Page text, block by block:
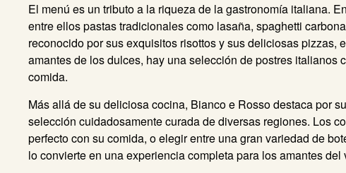
El menú es un tributo a la riqueza de la gastronomía italiana.
entre ellos pastas tradicionales como lasaña, spaghetti
reconocido por sus exquisitos risottos y sus deliciosas pizzas,
amantes de los dulces, hay una selección de postres italianos
comida.
Más allá de su deliciosa cocina, Bianco e Rosso destaca por
selección cuidadosamente curada de diversas regiones. Los
perfecto con su comida, o elegir entre una gran variedad de
lo convierte en una experiencia completa para los amantes del